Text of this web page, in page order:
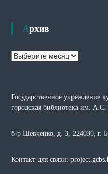
Архив
А
в
Государственное учреждение
городская библиотека им.
б-р Шевченко, д. 3, 224030, г.
Контакт для связи: